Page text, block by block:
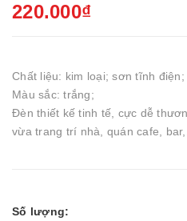
220.000₫
Chất liệu: kim loại; sơn tĩnh điện;
Màu sắc: trắng;
Đèn thiết kế tinh tế, cực dễ
vừa trang trí nhà, quán cafe,
Số lượng: